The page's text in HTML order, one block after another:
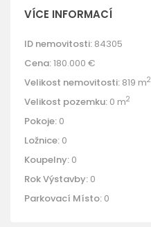
VÍCE INFORMACÍ
ID nemovitosti: 84305
Cena:180.000 €
Velikost nemovitosti: 819 m2
Velikost pozemku: 0 m2
Pokoje: 0
Ložnice: 0
Koupelny: 0
Rok Výstavby: 0
Parkovací Místo: 0